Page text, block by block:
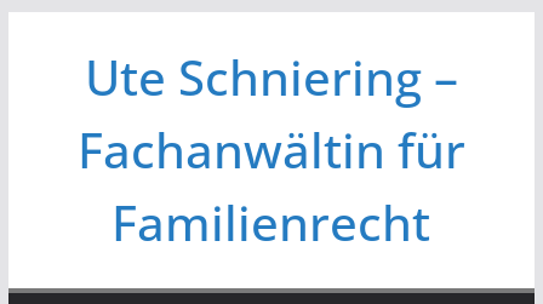
Ute Schniering –
Fachanwältin für
Familienrecht